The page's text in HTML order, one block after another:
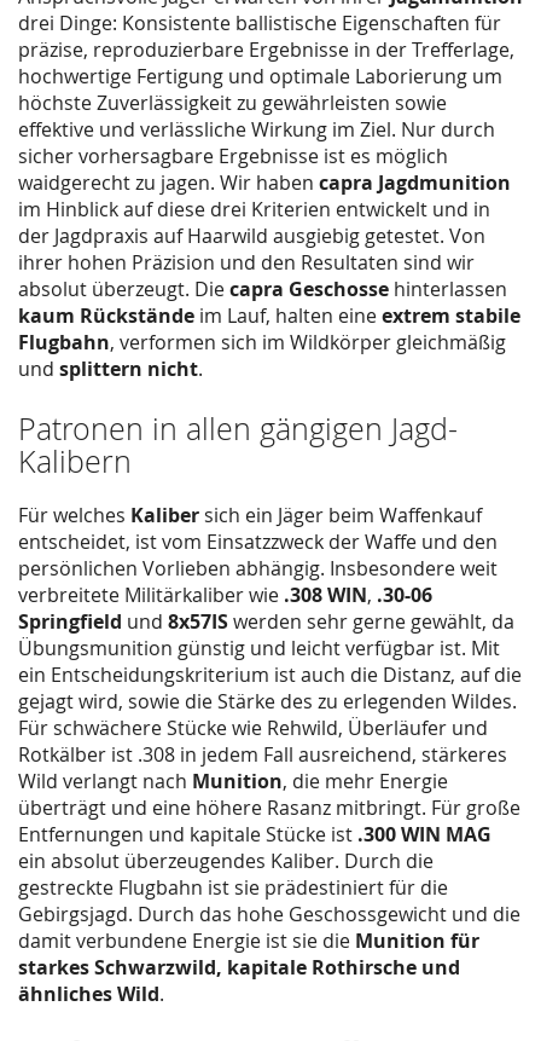
drei Dinge: Konsistente ballistische Eigenschaften für
präzise, reproduzierbare Ergebnisse in der Trefferlage,
hochwertige Fertigung und optimale Laborierung um
höchste Zuverlässigkeit zu gewährleisten sowie
effektive und verlässliche Wirkung im Ziel. Nur durch
sicher vorhersagbare Ergebnisse ist es möglich
waidgerecht zu jagen. Wir haben capra Jagdmunition
im Hinblick auf diese drei Kriterien entwickelt und in
der Jagdpraxis auf Haarwild ausgiebig getestet. Von
ihrer hohen Präzision und den Resultaten sind wir
absolut überzeugt. Diecapra Geschosse hinterlassen
kaum Rückstände im Lauf, halten eineextrem stabile
Flugbahn, verformen sich im Wildkörper gleichmäßig
und splittern nicht.
Patronen in allen gängigen Jagd-
Kalibern
Für welches Kalibersich ein Jäger beim Waffenkauf
entscheidet, ist vom Einsatzzweck der Waffe und den
persönlichen Vorlieben abhängig. Insbesondere weit
verbreitete Militärkaliber wie .308 WIN, .30-06
Springfield und 8x57ISwerden sehr gerne gewählt, da
Übungsmunition günstig und leicht verfügbar ist. Mit
ein Entscheidungskriterium ist auch die Distanz, auf die
gejagt wird, sowie die Stärke des zu erlegenden Wildes.
Für schwächere Stücke wie Rehwild, Überläufer und
Rotkälber ist .308 in jedem Fall ausreichend, stärkeres
Wild verlangt nach Munition, die mehr Energie
überträgt und eine höhere Rasanz mitbringt. Für große
Entfernungen und kapitale Stücke ist .300 WIN MAG
ein absolut überzeugendes Kaliber. Durch die
gestreckte Flugbahn ist sie prädestiniert für die
Gebirgsjagd. Durch das hohe Geschossgewicht und die
damit verbundene Energie ist sie die Munition für
starkes Schwarzwild, kapitale Rothirsche und
ähnliches Wild.